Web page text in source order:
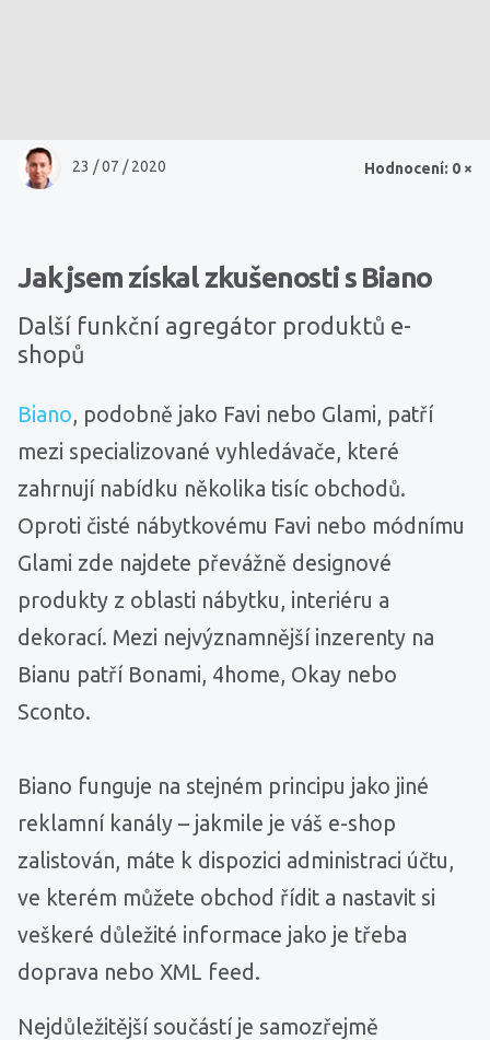
23 / 07 / 2020 Hodnocení: 0 ×
Jak jsem získal zkušenosti s Biano
Další funkční agregátor produktů e-
shopů
Biano, podobně jako Favi nebo Glami, patří
mezi specializované vyhledávače, které
zahrnují nabídku několika tisíc obchodů.
Oproti čisté nábytkovému Favi nebo módnímu
Glami zde najdete převážně designové
produkty z oblasti nábytku, interiéru a
dekorací. Mezi nejvýznamnější inzerenty na
Bianu patří Bonami, 4home, Okay nebo
Sconto.
Biano funguje na stejném principu jako jiné
reklamní kanály – jakmile je váš e-shop
zalistován, máte k dispozici administraci účtu,
ve kterém můžete obchod řídit a nastavit si
veškeré důležité informace jako je třeba
doprava nebo XML feed.
Nejdůležitější součástí je samozřejmě